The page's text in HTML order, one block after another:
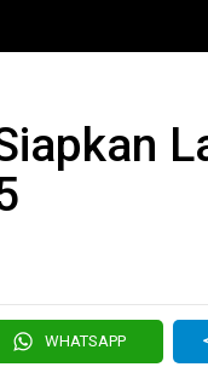
WHATSAPP